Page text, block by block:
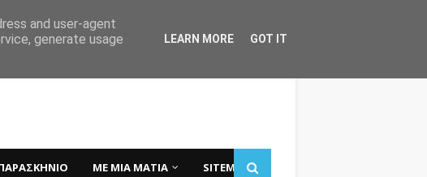
ΜΕ ΜΙΑ ΜΑΤΙΑ SITEMAP
and user-agent
generate usage
LEARN MORE GOT IT